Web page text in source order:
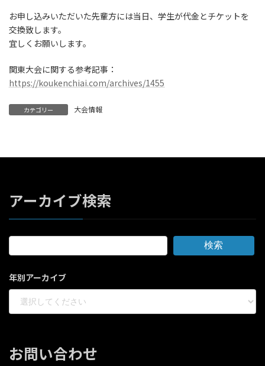
お申し込みいただいた先輩方には当日、学生が代金とチケットを
交換致します。
宜しくお願いします。
関東大会に関する参考記事：
https://koukenchiai.com/archives/1455
カテゴリー 大会情報
アーカイブ検索
検索
年別アーカイブ
お問い合わせ